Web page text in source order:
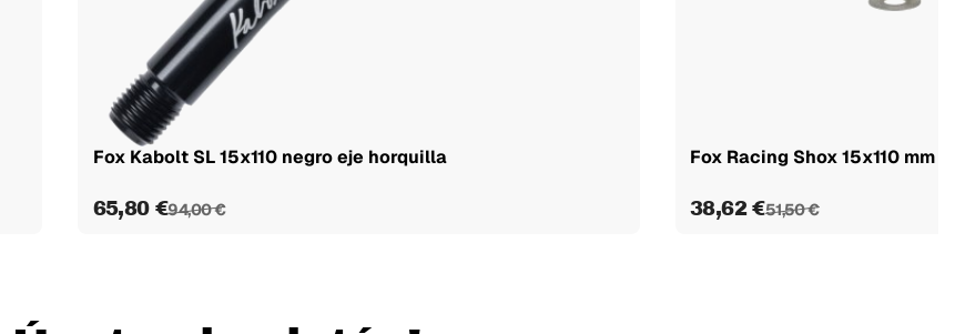
Fox Kabolt SL 15x110 negro eje horquilla
65,80 €94,00 €
Fox Racing Shox 15x110 mm
38,62 €51,50 €